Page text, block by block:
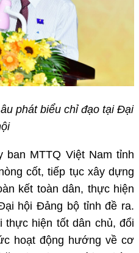
phát biểu chỉ đạo tại Đại
MTTQ Việt Nam tỉnh
cốt, tiếp tục xây dựng
kết toàn dân, thực hiện
hội Đảng bộ tỉnh đề ra.
thực hiện tốt dân chủ, đổi
hoạt động hướng về cơ